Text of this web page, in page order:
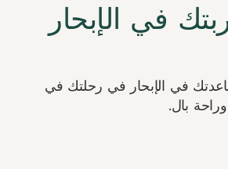
في الإبحار
في الإبحار في رحلتك في
بال.